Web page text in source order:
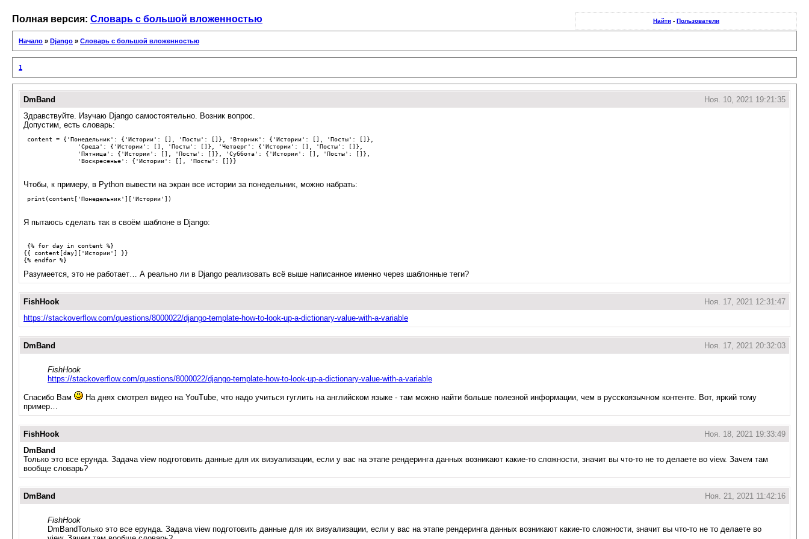
Найти - Пользователи
Полная версия: Словарь с большой вложенностью
Начало » Django » Словарь с большой вложенностью
1
DmBand
Ноя. 10, 2021 19:21:35
Здравствуйте. Изучаю Django самостоятельно. Возник вопрос.
Допустим, есть словарь:
content = { 'Понедельник' : { 'Истории' : [], 'Посты' : []}, 'Вторник' : { 'Истории' : [], 'Посты' :
[]},
'Среда' : { 'Истории' : [], 'Посты' : []}, 'Четверг' : { 'Истории' : [], 'Посты' :
[]},
'Пятница' : { 'Истории' : [], 'Посты' : []}, 'Суббота' : { 'Истории' : [], 'Посты' :
[]},
'Воскресенье' : { 'Истории' : [], 'Посты' : []}}
Чтобы, к примеру, в Python вывести на экран все истории за понедельник, можно набрать:
print (content [ 'Понедельник' ][ 'Истории' ])
Я пытаюсь сделать так в своём шаблоне в Django:
{% for day in content %}
{{
content [day][ 'Истории' ]
}}
{% endfor %}
Разумеется, это не работает… А реально ли в Django реализовать всё выше написанное именно через шаблонные теги?
FishHook
Ноя. 17, 2021 12:31:47
https://stackoverflow.com/questions/8000022/django-template-how-to-look-up-a-dictionary-value-with-a-variable
DmBand Ноя. 17, 2021 20:32:03
FishHook
https://stackoverflow.com/questions/8000022/django-template-how-to-look-up-a-dictionary-value-with-a-variable
Спасибо Вам
На днях смотрел видео на YouTube, что надо учиться гуглить на английском языке - там можно найти больше полезной информации, чем в русскоязычном контенте. Вот, яркий тому
пример…
FishHook
Ноя. 18, 2021 19:33:49
DmBand
Только это все ерунда. Задача view подготовить данные для их визуализации, если у вас на этапе рендеринга данных возникают какие-то сложности, значит вы что-то не то делаете во view. Зачем там
вообще словарь?
DmBand Ноя. 21, 2021 11:42:16
FishHook
DmBandТолько это все ерунда. Задача view подготовить данные для их визуализации, если у вас на этапе рендеринга данных возникают какие-то сложности, значит вы что-то не то делаете во